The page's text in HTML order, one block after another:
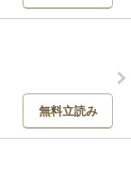
無料立読み